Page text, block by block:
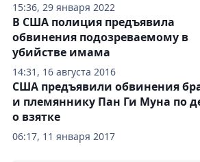
15:36, 29 января 2022
14:31, 16 августа 2016
В США полиция предъявила
обвинения подозреваемому в
убийстве имама
06:17, 11 января 2017
США предъявили обвинения
и племяннику Пан Ги Муна по
о взятке